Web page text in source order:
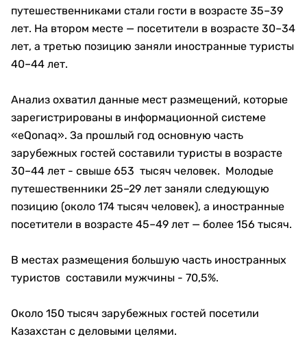
путешественниками стали гости в возрасте 35–39
лет. На втором месте — посетители в возрасте 30–34
лет, а третью позицию заняли иностранные туристы
40–44 лет.
Анализ охватил данные мест размещений, которые
зарегистрированы в информационной системе
«eQonaq». За прошлый год основную часть
зарубежных гостей составили туристы в возрасте
30–44 лет - свыше 653 тысяч человек. Молодые
путешественники 25–29 лет заняли следующую
позицию (около 174 тысяч человек), а иностранные
посетители в возрасте 45–49 лет — более 156 тысяч.
В местах размещения большую часть иностранных
туристов составили мужчины - 70,5%.
Около 150 тысяч зарубежных гостей посетили
Казахстан с деловыми целями.